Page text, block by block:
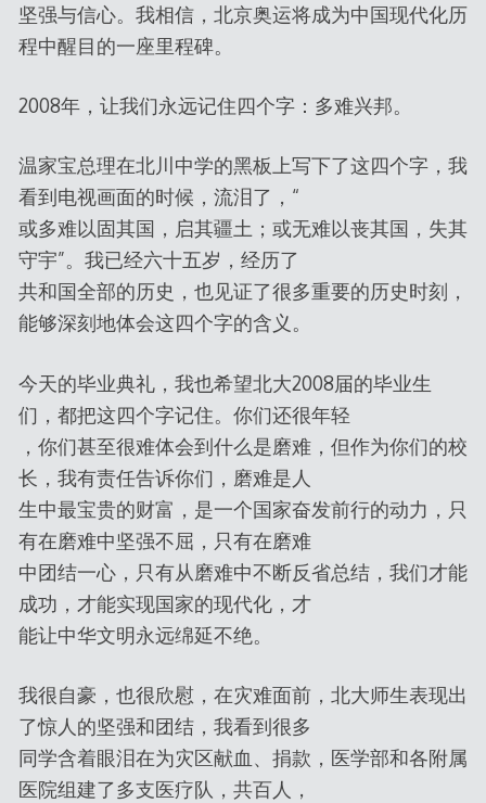
坚强与信心。我相信，北京奥运将成为中国现代化历
程中醒目的一座里程碑。
2008年，让我们永远记住四个字：多难兴邦。
温家宝总理在北川中学的黑板上写下了这四个字，我
看到电视画面的时候，流泪了，“
或多难以固其国，启其疆土；或无难以丧其国，失其
守宇”。我已经六十五岁，经历了
共和国全部的历史，也见证了很多重要的历史时刻，
能够深刻地体会这四个字的含义。
今天的毕业典礼，我也希望北大2008届的毕业生
们，都把这四个字记住。你们还很年轻
，你们甚至很难体会到什么是磨难，但作为你们的校
长，我有责任告诉你们，磨难是人
生中最宝贵的财富，是一个国家奋发前行的动力，只
有在磨难中坚强不屈，只有在磨难
中团结一心，只有从磨难中不断反省总结，我们才能
成功，才能实现国家的现代化，才
能让中华文明永远绵延不绝。
我很自豪，也很欣慰，在灾难面前，北大师生表现出
了惊人的坚强和团结，我看到很多
同学含着眼泪在为灾区献血、捐款，医学部和各附属
医院组建了多支医疗队，共百人，